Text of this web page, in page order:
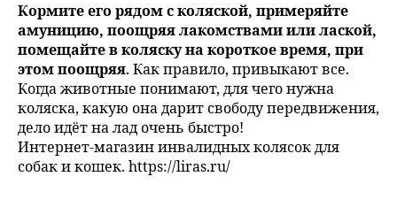
Кормите его рядом с коляской, примеряйте
амуницию, поощряя лакомствами или лаской,
помещайте в коляску на короткое время, при
этом поощряя. Как правило, привыкают все.
Когда животные понимают, для чего нужна
коляска, какую она дарит свободу передвижения,
дело идёт на лад очень быстро!
Интернет-магазин инвалидных колясок для
собак и кошек. https://liras.ru/